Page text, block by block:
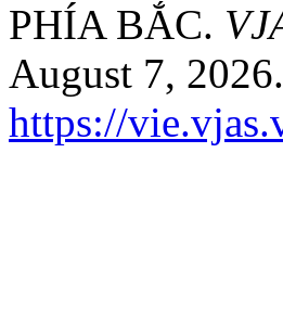
PHÍA BẮC.
August 7, 2026.
https://